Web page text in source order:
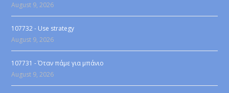
August 9, 2026
107732 - Use strategy
August 9, 2026
107731 - Όταν πάμε για μπάνιο
August 9, 2026